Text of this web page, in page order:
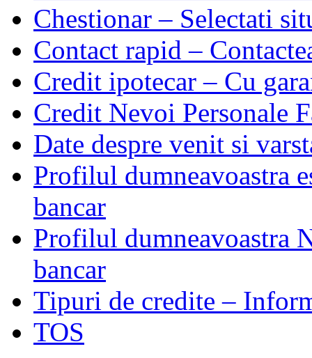
Chestionar – Selectati
Contact rapid –
Credit ipotecar – Cu
Credit Nevoi Personale
Date despre venit si
Profilul dumneavoastra
bancar
Profilul dumneavoastra
bancar
Tipuri de credite –
TOS